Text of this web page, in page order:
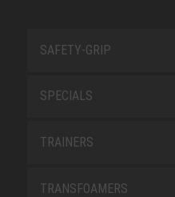
SAFETY-GRIP
SPECIALS
TRAINERS
TRANSFOAMERS